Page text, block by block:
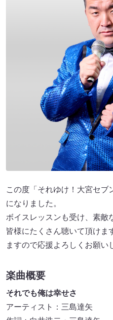
この度「それゆけ！大宮セブ
になりました。
ボイスレッスンも受け、素敵
皆様にたくさん聴いて頂けま
ますので応援よろしくお願い
楽曲概要
それでも俺は幸せさ
アーティスト：三島達矢